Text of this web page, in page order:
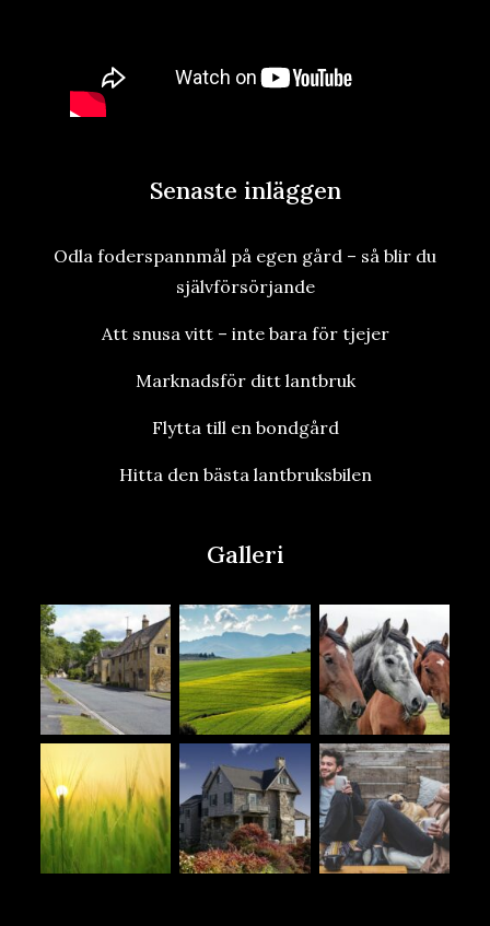
Senaste inläggen
Odla foderspannmål på egen gård – så blir du
självförsörjande
Att snusa vitt – inte bara för tjejer
Marknadsför ditt lantbruk
Flytta till en bondgård
Hitta den bästa lantbruksbilen
Galleri